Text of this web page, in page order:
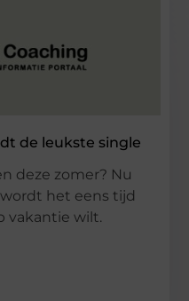
de leukste single
deze zomer? Nu
het eens tijd
vakantie wilt.